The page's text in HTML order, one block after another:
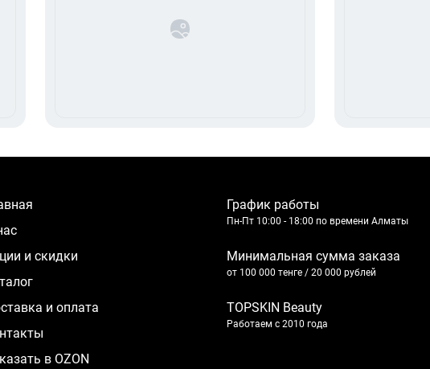
нас
и скидки
и оплата
в OZON
График работы
Пн-Пт 10:00 - 18:00 по времени Алматы
Минимальная сумма заказа
от 100 000 тенге / 20 000 рублей
TOPSKIN Beauty
Работаем с 2010 года